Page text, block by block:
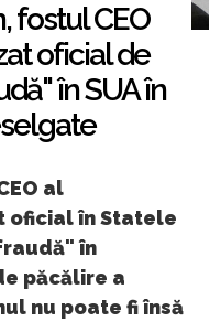
fostul CEO
oficial de
în SUA în
al
oficial în Statele
în
păcălire a
nu poate fi însă